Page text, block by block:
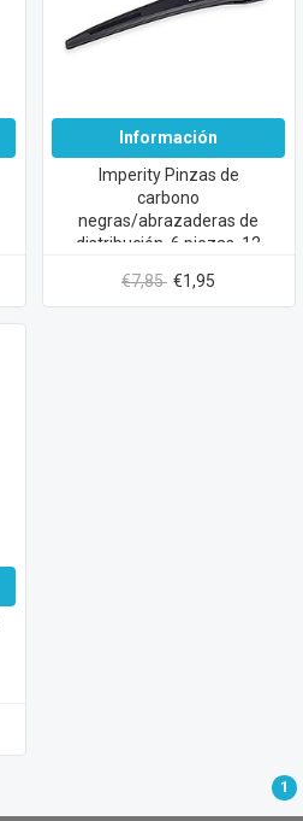
Información
Imperity Pinzas de
carbono
negras/abrazaderas de
distribución, 6 piezas, 12
€7,85 €1,95
1